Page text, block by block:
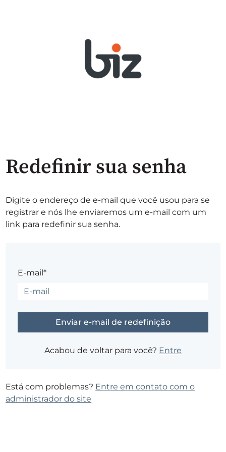
Redefinir sua senha
Digite o endereço de e-mail que você usou para se
registrar e nós lhe enviaremos um e-mail com um
link para redefinir sua senha.
E-mail*
Acabou de voltar para você? Entre
Está com problemas? Entre em contato com o
administrador do site